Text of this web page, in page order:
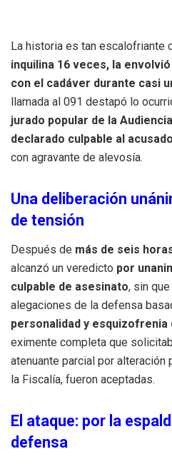
La historia es tan escalofriante
inquilina 16 veces, la
con el cadáver durante casi
llamada al 091 destapó lo
jurado popular de la
declarado culpable al acusado
con agravante de alevosía.
Una deliberación
de tensión
Después de más de seis
alcanzó un veredicto por
culpable de asesinato, sin
alegaciones de la defensa
personalidad y esquizofrenia
eximente completa que
atenuante parcial por
la Fiscalía, fueron aceptadas.
El ataque: por la
defensa